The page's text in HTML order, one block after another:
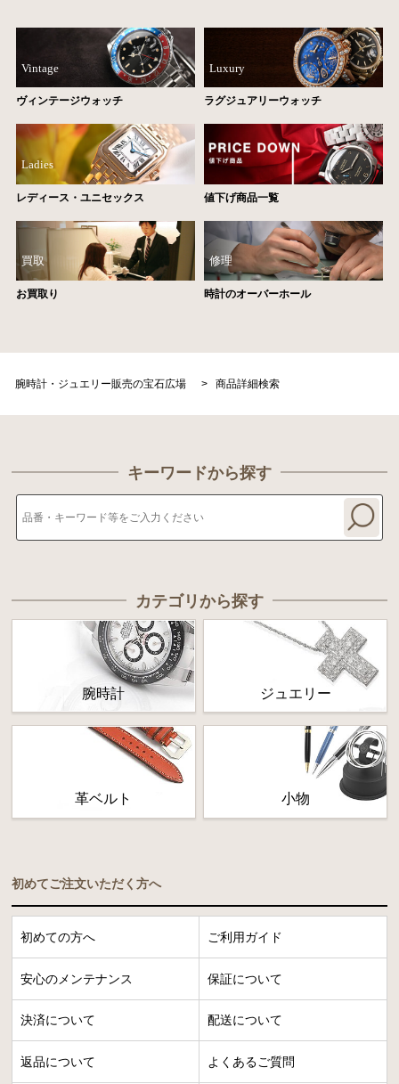
Vintage
ヴィンテージウォッチ
Luxury
ラグジュアリーウォッチ
Ladies
レディース・ユニセックス 値下げ商品一覧
買取
お買取り
修理
時計のオーバーホール
腕時計・ジュエリー販売の宝石広場 > 商品詳細検索
キーワードから探す
カテゴリから探す
腕時計 ジュエリー
革ベルト 小物
初めてご注文いただく方へ
初めての方へ ご利用ガイド
安心のメンテナンス 保証について
決済について 配送について
返品について よくあるご質問